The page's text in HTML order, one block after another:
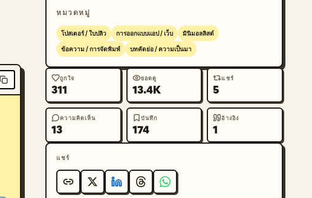
หมวดหมู่
โปสเตอร์ / ใบปลิว การออกแบบแอป / เว็บ มินิมอลลิสต์
ข้อความ / การจัดพิมพ์ บทคัดย่อ / ความเป็นมา
ถูกใจ
311
ยอดดู
13.4K
แชร์
5
ความคิดเห็น
13
บันทึก
174
อ้างอิง
1
แชร์